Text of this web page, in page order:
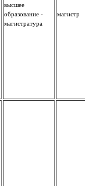
высшее
образование -
магистратура
магистр